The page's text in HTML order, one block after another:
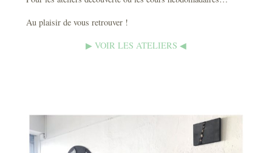
Au plaisir de vous retrouver !
▶︎ VOIR LES ATELIERS ◀︎